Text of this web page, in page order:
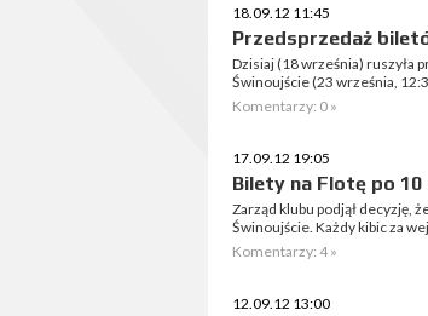
18.09.12 11:45
Przedsprzedaż
Dzisiaj (18 września) ruszyła
Świnoujście (23 września,
Komentarzy: 0 »
17.09.12 19:05
Bilety na Flotę po 10
Zarząd klubu podjął decyzję,
Świnoujście. Każdy kibic za
Komentarzy: 4 »
12.09.12 13:00